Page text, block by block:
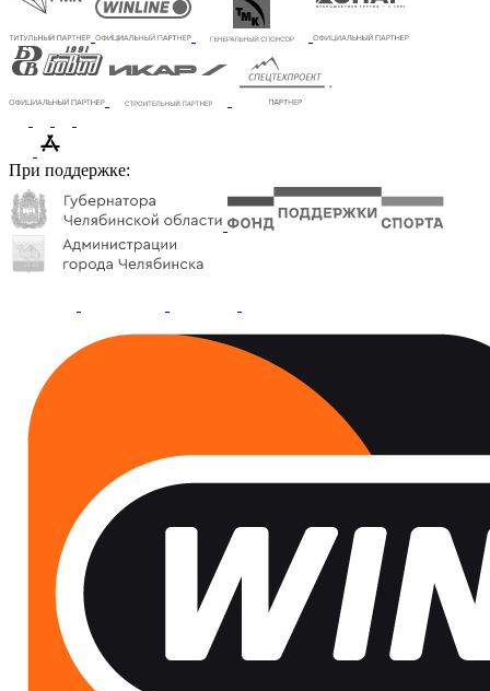
При поддержке: